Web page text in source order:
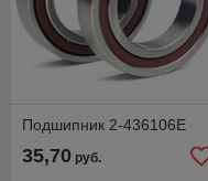
Подшипник 2-436106Е
35,70 руб.